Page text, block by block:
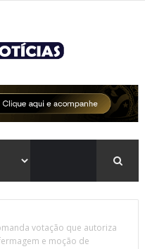
votação que autoriza
e moção de